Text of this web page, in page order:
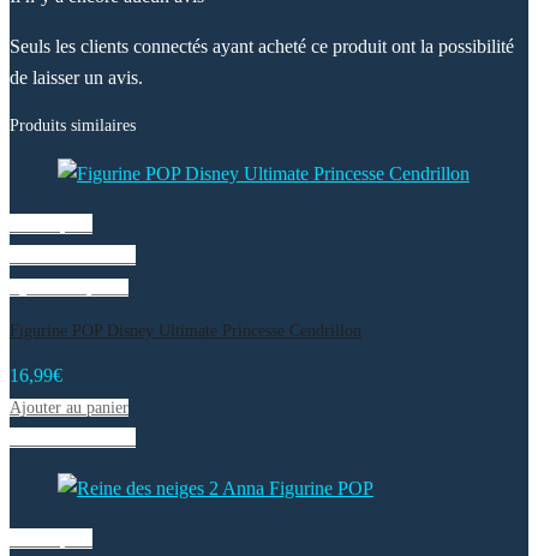
Seuls les clients connectés ayant acheté ce produit ont la possibilité
de laisser un avis.
Produits similaires
Figurine POP Disney Ultimate Princesse Cendrillon
16,99€
Ajouter au panier